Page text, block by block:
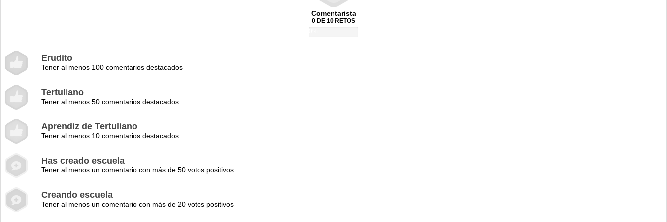
Comentarista
0 DE 10 RETOS
Erudito
Tener al menos 100 comentarios destacados
Tertuliano
Tener al menos 50 comentarios destacados
Aprendiz de Tertuliano
Tener al menos 10 comentarios destacados
Has creado escuela
Tener al menos un comentario con más de 50 votos positivos
Creando escuela
Tener al menos un comentario con más de 20 votos positivos